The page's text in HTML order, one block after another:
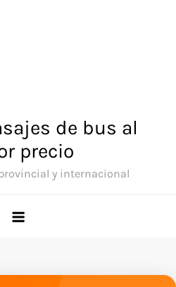
de bus al
precio
y internacional